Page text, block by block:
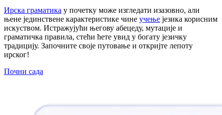
Ирска граматика у почетку може изгледати изазовно, али
њене јединствене карактеристике чине учење језика корисним
искуством. Истражујући његову абецеду, мутације и
граматичка правила, стећи ћете увид у богату језичку
традицију. Започните своје путовање и откријте лепоту
ирског!
Почни сада